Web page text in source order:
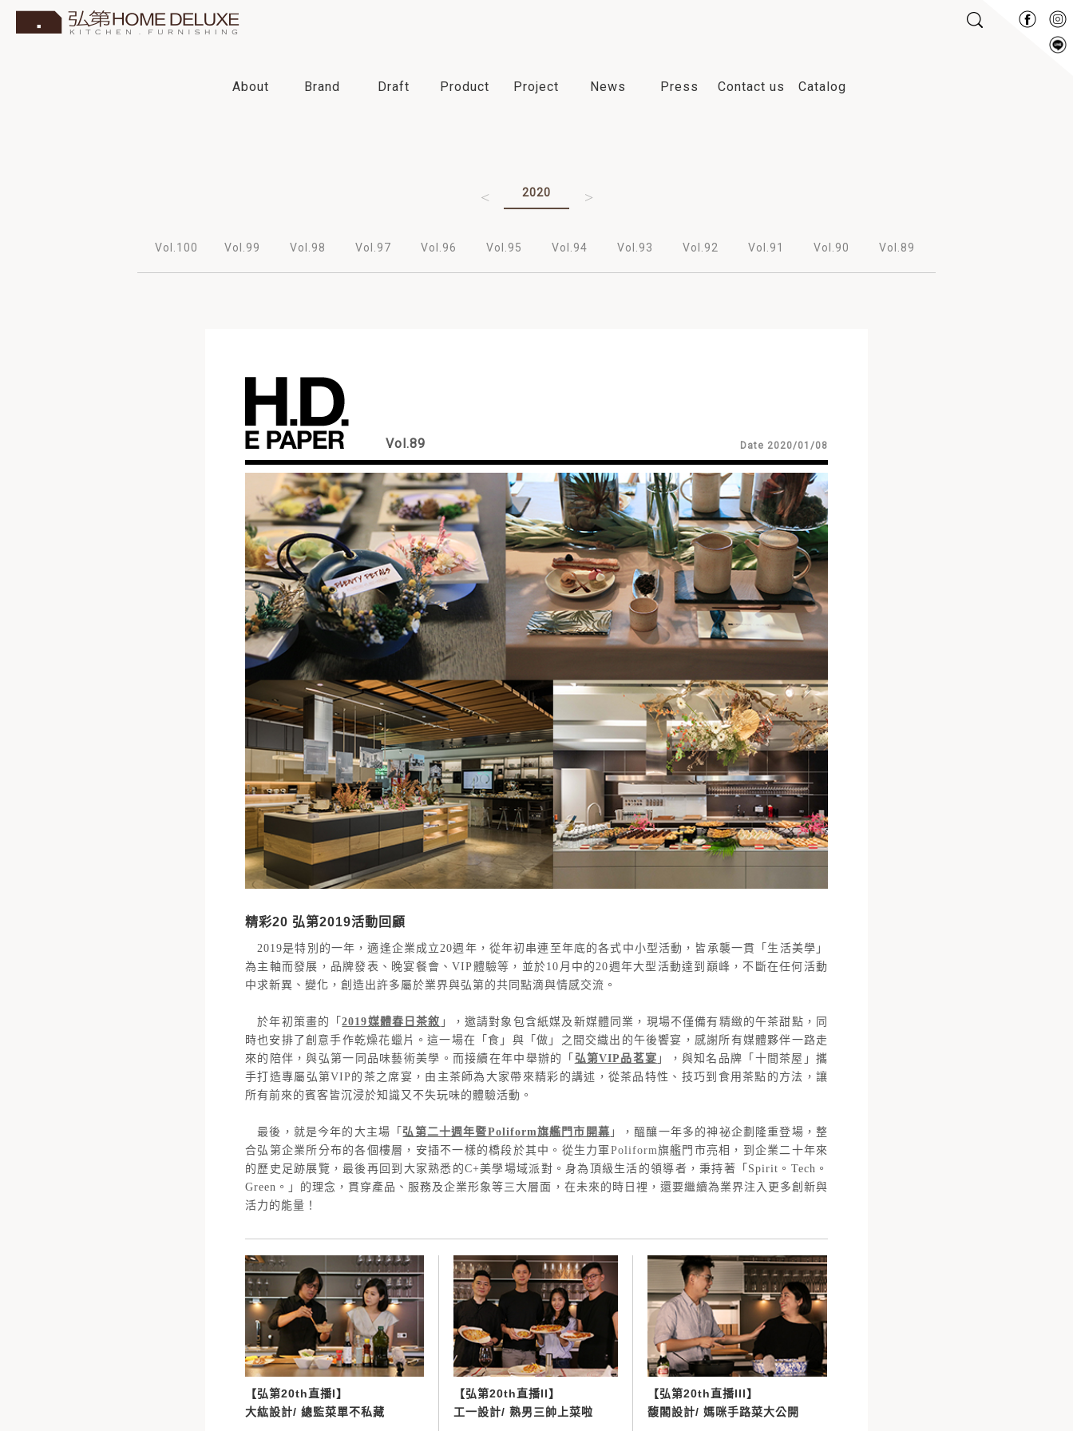
About Brand Draft Product Project News Press Contact us Catalog
2020
Vol.100 Vol.99 Vol.98 Vol.97 Vol.96 Vol.95 Vol.94 Vol.93 Vol.92 Vol.91 Vol.90 Vol.89
Vol.89 Date 2020/01/08
精彩20 弘第2019活動回顧
2019是特別的一年，適逢企業成立20週年，從年初串連至年底的各式中小型活動，皆承襲一貫「生活美學」
為主軸而發展，品牌發表、晚宴餐會、VIP體驗等，並於10月中的20週年大型活動達到巔峰，不斷在任何活動
中求新異、變化，創造出許多屬於業界與弘第的共同點滴與情感交流。
於年初策畫的「2019媒體春日茶敘 」，邀請對象包含紙媒及新媒體同業，現場不僅備有精緻的午茶甜點，同
時也安排了創意手作乾燥花蠟片。這一場在「食」與「做」之間交織出的午後饗宴，感謝所有媒體夥伴一路走
來的陪伴，與弘第一同品味藝術美學。而接續在年中舉辦的「 弘第VIP品茗宴 」，與知名品牌「十間茶屋」攜
手打造專屬弘第VIP的茶之席宴，由主茶師為大家帶來精彩的講述，從茶品特性、技巧到食用茶點的方法，讓
所有前來的賓客皆沉浸於知識又不失玩味的體驗活動。
最後，就是今年的大主場「弘第二十週年暨Poliform旗艦門市開幕 」，醞釀一年多的神祕企劃隆重登場，整
合弘第企業所分布的各個樓層，安插不一樣的橋段於其中。從生力軍Poliform旗艦門市亮相，到企業二十年來
的歷史足跡展覽，最後再回到大家熟悉的C+美學場域派對。身為頂級生活的領導者，秉持著「Spirit。Tech。
Green。」的理念，貫穿產品、服務及企業形象等三大層面，在未來的時日裡，還要繼續為業界注入更多創新與
活力的能量！
【弘第20th直播I】
大紘設計/ 總監菜單不私藏
【弘第20th直播II】
工一設計/ 熟男三帥上菜啦
【弘第20th直播III】
馥閣設計/ 媽咪手路菜大公開